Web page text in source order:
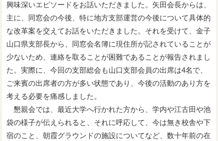
興味深いエピソードをお話いただきました。矢田会長からは、
主に、同窓会の今後、特に地方支部運営の今後について具体的
な改革案を交えてお話をいただきました。それを受けて、金子
山口県支部長から、同窓会名簿に現住所が記されていることが
少ないため、連絡を取ることが困難であることが報告されまし
た。実際に、今回の支部総会も山口支部会員の出席は4名で、
ご来賓の出席者の方が多い状態であり、今後の活動のあり方を
考える必要を痛感しました。
懇親会では、最近大学へ行かれた方から、学内や江古田や池
袋の様子が伝えられると、それに呼応して、今は無き校舎や下
宿のこと、朝霞グラウンドの施設についてなど、数十年前の在